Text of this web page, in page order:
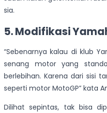
sia.
5. Modifikasi
“Sebenarnya kalau di klub
senang motor yang
berlebihan. Karena dari sisi
seperti motor MotoGP” kata
Dilihat sepintas, tak bisa